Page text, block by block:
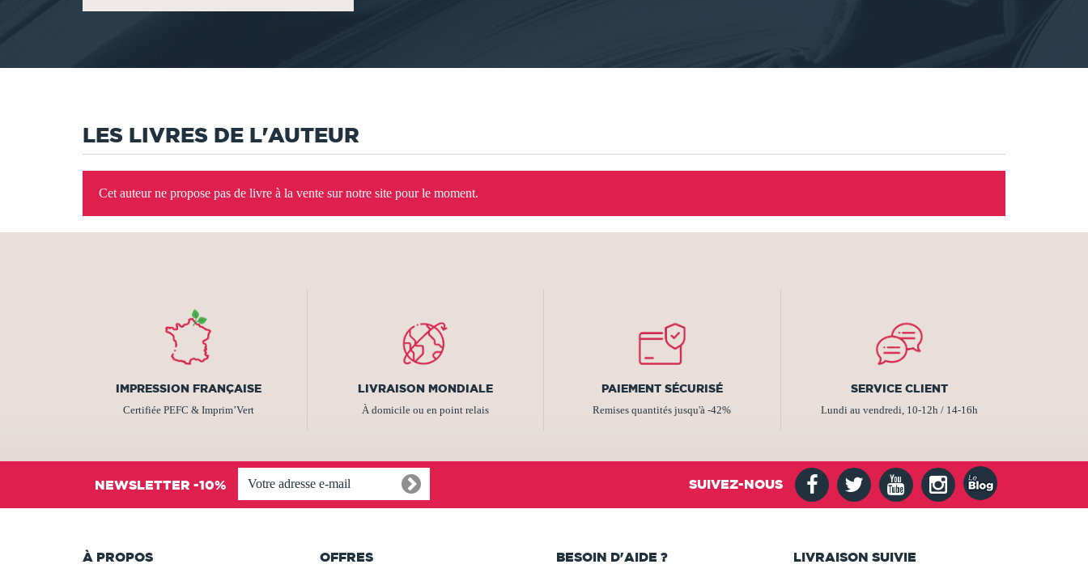
LES LIVRES DE L'AUTEUR
Cet auteur ne propose pas de livre à la vente sur notre site pour le moment.
IMPRESSION FRANÇAISE
Certifiée PEFC & Imprim’Vert
LIVRAISON MONDIALE
À domicile ou en point relais
PAIEMENT SÉCURISÉ
Remises quantités jusqu'à -42%
SERVICE CLIENT
Lundi au vendredi, 10-12h / 14-16h
NEWSLETTER -10% SUIVEZ-NOUS
À PROPOS OFFRES BESOIN D'AIDE ? LIVRAISON SUIVIE